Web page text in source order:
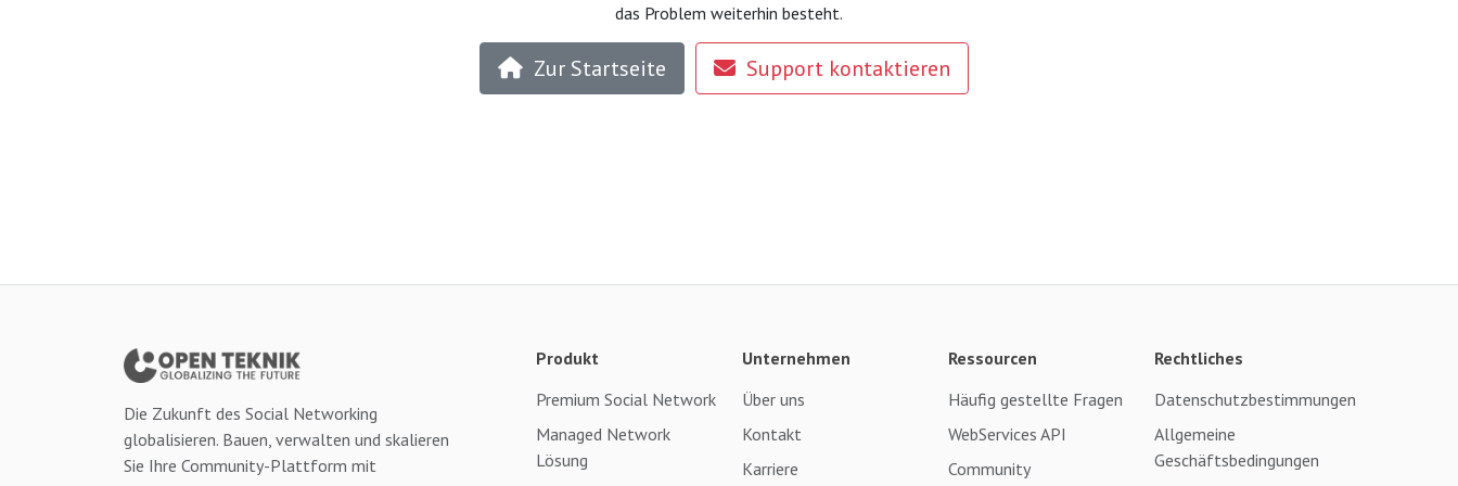
das Problem weiterhin besteht.
Zur Startseite Support kontaktieren
Die Zukunft des Social Networking
globalisieren. Bauen, verwalten und skalieren
Sie Ihre Community-Plattform mit
Produkt
Premium Social Network
Managed Network
Lösung
Unternehmen
Über uns
Kontakt
Karriere
Ressourcen
Häufig gestellte Fragen
WebServices API
Community
Rechtliches
Datenschutzbestimmungen
Allgemeine
Geschäftsbedingungen